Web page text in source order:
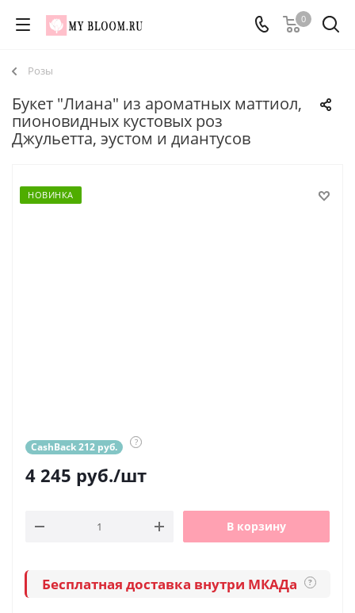
0
Розы
Букет "Лиана" из ароматных маттиол,
пионовидных кустовых роз
Джульетта, эустом и диантусов
НОВИНКА
CashBack 212 руб. ?
4 245 руб./шт
В корзину
Бесплатная доставка внутри МКАДа ?